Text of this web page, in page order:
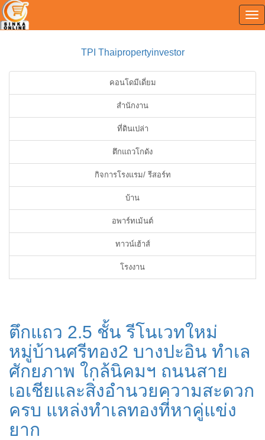
TPI Thaipropertyinvestor
คอนโดมีเดี่ยม
สำนักงาน
ที่ดินเปล่า
ตึกแถวโกดัง
กิจการโรงแรม/ รีสอร์ท
บ้าน
อพาร์ทเม้นต์
ทาวน์เฮ้าส์
โรงงาน
ตึกแถว 2.5 ชั้น รีโนเวทใหม่
หมู่บ้านศรีทอง2 บางปะอิน ทำเล
ศักยภาพ ใกล้นิคมฯ ถนนสาย
เอเชียและสิ่งอำนวยความสะดวก
ครบ แหล่งทำเลทองที่หาคู่แข่ง
ยาก